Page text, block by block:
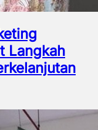
Langkah